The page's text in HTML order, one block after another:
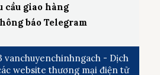
cầu giao hàng
báo Telegram
vanchuyenchinhngach - Dịch
website thương mại điện tử